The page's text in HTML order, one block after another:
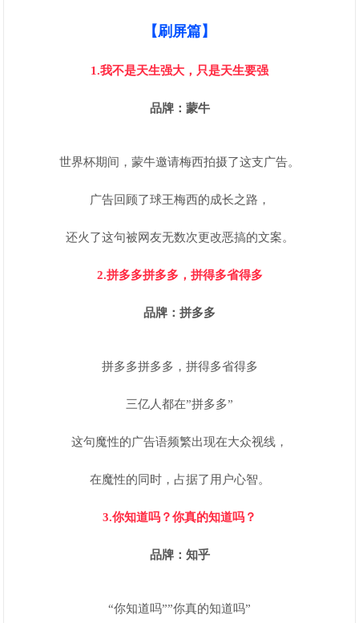
【刷屏篇】
1.我不是天生强大，只是天生要强
品牌：蒙牛
世界杯期间，蒙牛邀请梅西拍摄了这支广告。
广告回顾了球王梅西的成长之路，
还火了这句被网友无数次更改恶搞的文案。
2.拼多多拼多多，拼得多省得多
品牌：拼多多
拼多多拼多多，拼得多省得多
三亿人都在”拼多多”
这句魔性的广告语频繁出现在大众视线，
在魔性的同时，占据了用户心智。
3.你知道吗？你真的知道吗？
品牌：知乎
“你知道吗””你真的知道吗”